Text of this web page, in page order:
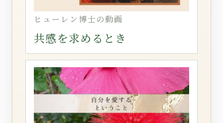
ヒューレン博士の動画
共感を求めるとき